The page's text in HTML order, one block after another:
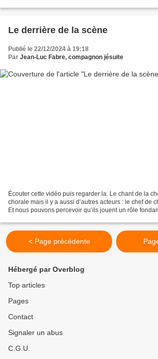
Le derrière de la scène
Publié le 22/12/2024 à 19:18
Par Jean-Luc Fabre, compagnon jésuite
Écouter cette vidéo puis regarder la. Le chant de la
chorale mais il y a aussi d’autres acteurs : le chef de
Et nous pouvons percevoir qu’ils jouent un rôle
< Page précédente
Hébergé par Overblog
Top articles
Pages
Contact
Signaler un abus
C.G.U.